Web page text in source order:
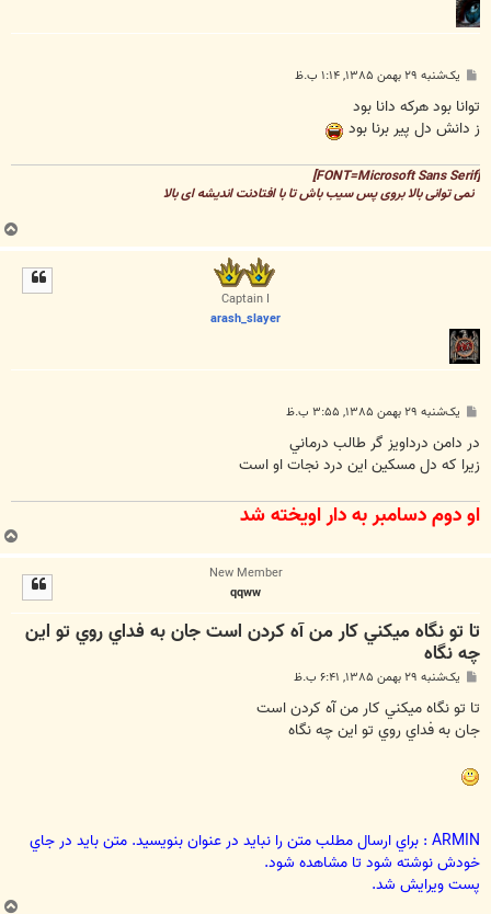
پ
ت
یک‌شنبه ۲۹ بهمن ۱۳۸۵, ۱:۱۴ ب.ظ
توانا بود هركه دانا بود
ز دانش دل پير برنا بود
نمی توانی بالا بروی پس سیب باش تا با افتادنت اندیشه ای بالا
ب
ا
Captain I
arash_slayer
پ
ت
یک‌شنبه ۲۹ بهمن ۱۳۸۵, ۳:۵۵ ب.ظ
در دامن درداويز گر طالب درماني
زيرا که دل مسکين اين درد نجات او است
او دوم دسامبر به دار اويخته شد
ب
ا
New Member
qqww
تا تو نگاه ميكني كار من آه كردن است جان به فداي روي تو اين
چه نگاه
پ
ت
یک‌شنبه ۲۹ بهمن ۱۳۸۵, ۶:۴۱ ب.ظ
تا تو نگاه ميكني كار من آه كردن است
جان به فداي روي تو اين چه نگاه
ARMIN : براي ارسال مطلب متن را نبايد در عنوان بنويسيد. متن بايد در جاي
خودش نوشته شود تا مشاهده شود.
پست ويرايش شد.
ب